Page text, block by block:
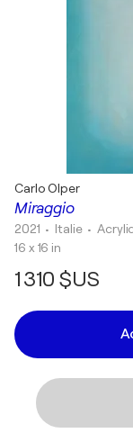
Miraggio
Carlo Olper
2021 • Italie •
16 x 16 in
1 310 $US